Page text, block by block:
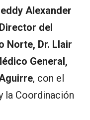
Alexander
Director del
Norte, Dr. Llair
General,
, con el
la Coordinación